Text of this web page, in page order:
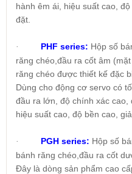
hành êm ái, hiệu suất cao,
đặt.
· PHF series: Hộp số
răng chéo,đầu ra cốt âm
răng chéo được thiết kế đặc
Dùng cho động cơ servo có
đầu ra lớn, độ chính xác cao,
hiệu suất cao, độ bền cao,
· PGH series: Hộp số
bánh răng chéo,đầu ra cốt
Đây là dòng sản phẩm cao